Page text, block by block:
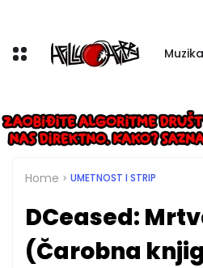
Muzika
Home UMETNOST I STRIP
DCeased:
(Čarobna